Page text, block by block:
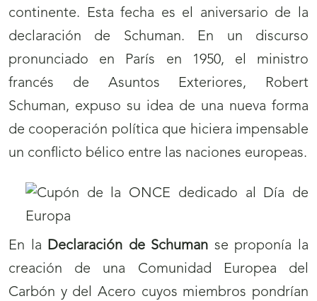
continente. Esta fecha es el aniversario de la
declaración de Schuman. En un discurso
pronunciado en París en 1950, el ministro
francés de Asuntos Exteriores, Robert
Schuman, expuso su idea de una nueva forma
de cooperación política que hiciera impensable
un conflicto bélico entre las naciones europeas.
En la Declaración de Schuman se proponía la
creación de una Comunidad Europea del
Carbón y del Acero cuyos miembros pondrían